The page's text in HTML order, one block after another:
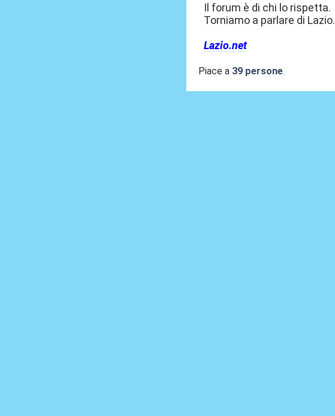
Il forum è di chi lo rispetta.
Torniamo a parlare di Lazio.
Lazio.net
Piace a 39 persone.